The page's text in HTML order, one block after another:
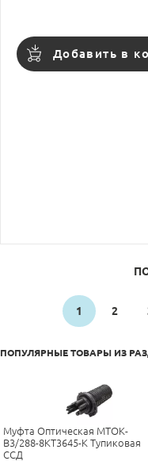
Добавить в
1 2
ПОПУЛЯРНЫЕ ТОВАРЫ ИЗ
Муфта Оптическая МТОК-
В3/288-8КТ3645-К Тупиковая
ССД